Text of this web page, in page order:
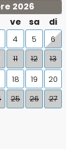
2026
ve sa di
4 5
6
11 12 13
18 19
20
25 26 27